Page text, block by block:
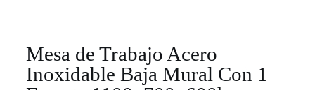
Mesa de Trabajo Acero
Inoxidable Baja Mural Con 1